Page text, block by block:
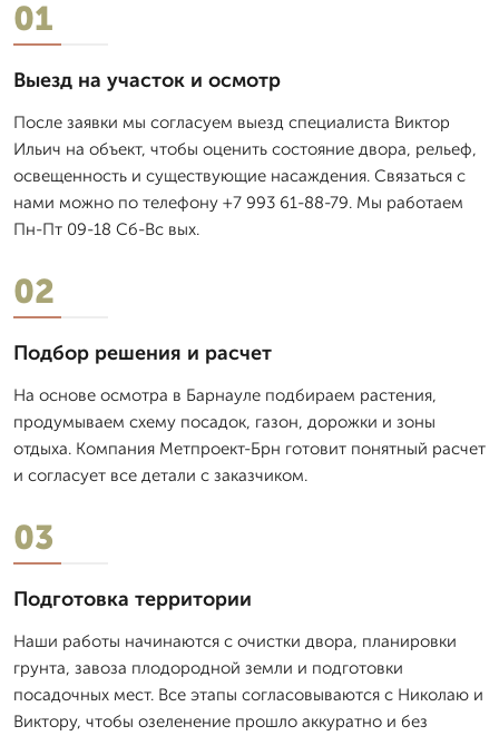
01
Выезд на участок и осмотр
После заявки мы согласуем выезд специалиста Виктор
Ильич на объект, чтобы оценить состояние двора, рельеф,
освещенность и существующие насаждения. Связаться с
нами можно по телефону +7 993 61-88-79. Мы работаем
Пн-Пт 09-18 Сб-Вс вых.
02
Подбор решения и расчет
На основе осмотра в Барнауле подбираем растения,
продумываем схему посадок, газон, дорожки и зоны
отдыха. Компания Метпроект-Брн готовит понятный расчет
и согласует все детали с заказчиком.
03
Подготовка территории
Наши работы начинаются с очистки двора, планировки
грунта, завоза плодородной земли и подготовки
посадочных мест. Все этапы согласовываются с Николаю и
Виктору, чтобы озеленение прошло аккуратно и без